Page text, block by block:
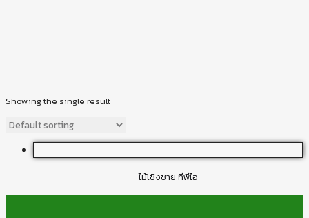
Showing the single result
ไม้เชิงชาย ทีพีไอ